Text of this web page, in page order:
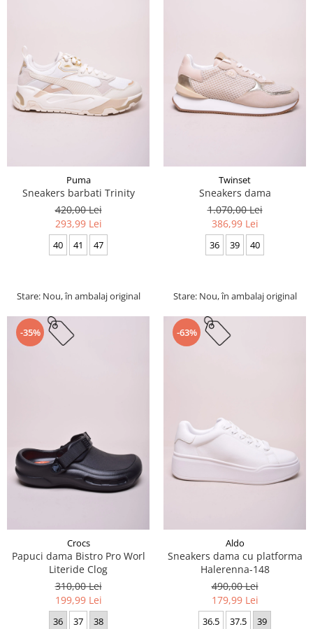
Puma
Sneakers barbati Trinity
420,00 Lei
293,99 Lei
40 41 47
Stare: Nou, în ambalaj original
Twinset
Sneakers dama
1.070,00 Lei
386,99 Lei
36 39 40
Stare: Nou, în ambalaj original
-35%
Crocs
Papuci dama Bistro Pro Worl
Literide Clog
310,00 Lei
199,99 Lei
36 37 38
-63%
Aldo
Sneakers dama cu platforma
Halerenna-148
490,00 Lei
179,99 Lei
36.5 37.5 39